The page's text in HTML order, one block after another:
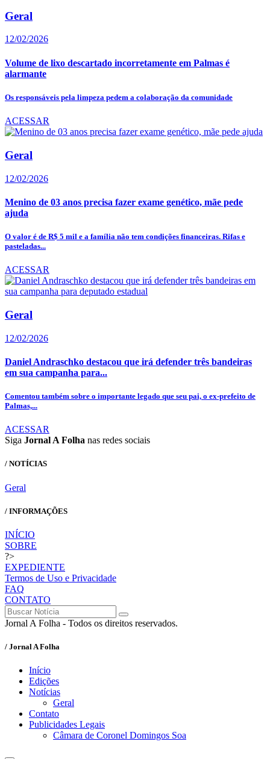
Geral
12/02/2026
Volume de lixo descartado incorretamente em Palmas é
alarmante
Os responsáveis pela limpeza pedem a colaboração da comunidade
ACESSAR
Geral
12/02/2026
Menino de 03 anos precisa fazer exame genético, mãe pede
ajuda
O valor é de R$ 5 mil e a família não tem condições financeiras. Rifas e
pasteladas...
ACESSAR
Geral
12/02/2026
Daniel Andraschko destacou que irá defender três bandeiras
em sua campanha para...
Comentou também sobre o importante legado que seu pai, o ex-prefeito de
Palmas,...
ACESSAR
Siga Jornal A Folha nas redes sociais
/ NOTÍCIAS
Geral
/ INFORMAÇÕES
INÍCIO
SOBRE
?>
EXPEDIENTE
Termos de Uso e Privacidade
FAQ
CONTATO
Jornal A Folha - Todos os direitos reservados.
/ Jornal A Folha
Início
Edições
Notícias
Geral
Contato
Publicidades Legais
Câmara de Coronel Domingos Soa